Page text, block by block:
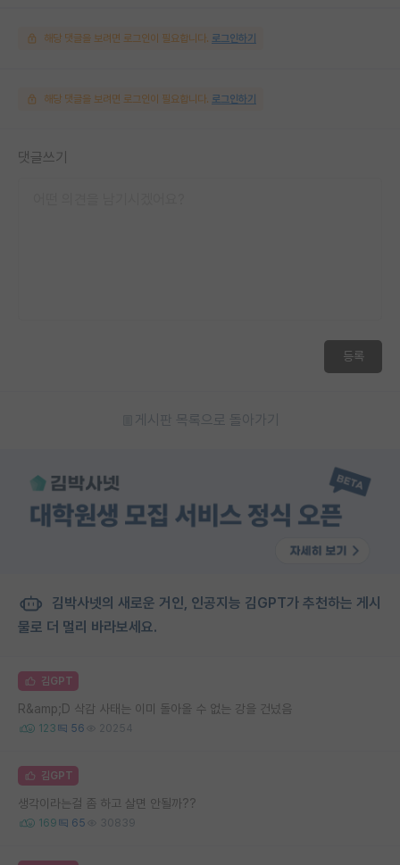
해당 댓글을 보려면 로그인이 필요합니다. 로그인하기
해당 댓글을 보려면 로그인이 필요합니다. 로그인하기
댓글쓰기
등록
게시판 목록으로 돌아가기
김박사넷의 새로운 거인, 인공지능 김GPT가 추천하는 게시
물로 더 멀리 바라보세요.
김GPT
R&amp;D 삭감 사태는 이미 돌아올 수 없는 강을 건넜음
123 56 20254
김GPT
생각이라는걸 좀 하고 살면 안될까??
169 65 30839